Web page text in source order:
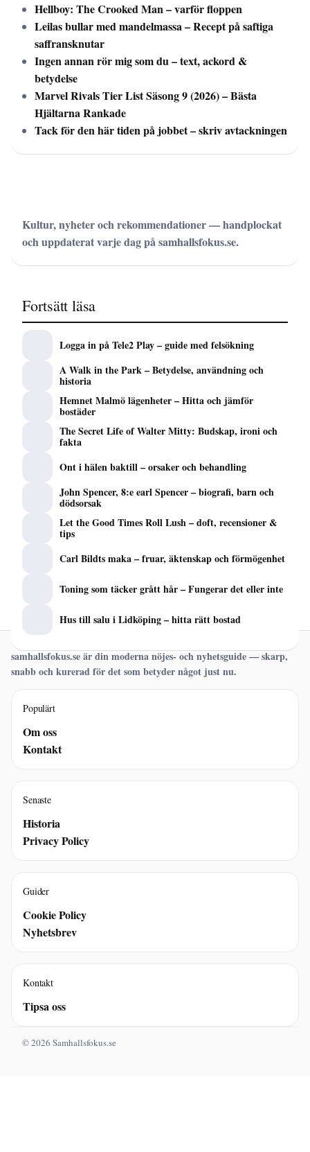
Hellboy: The Crooked Man – varför floppen
Leilas bullar med mandelmassa – Recept på saftiga
saffransknutar
Ingen annan rör mig som du – text, ackord &
betydelse
Marvel Rivals Tier List Säsong 9 (2026) – Bästa
Hjältarna Rankade
Tack för den här tiden på jobbet – skriv avtackningen
Kultur, nyheter och rekommendationer — handplockat
och uppdaterat varje dag på samhallsfokus.se.
Fortsätt läsa
Logga in på Tele2 Play – guide med felsökning
A Walk in the Park – Betydelse, användning och
historia
Hemnet Malmö lägenheter – Hitta och jämför
bostäder
The Secret Life of Walter Mitty: Budskap, ironi och
fakta
Ont i hälen baktill – orsaker och behandling
John Spencer, 8:e earl Spencer – biografi, barn och
dödsorsak
Let the Good Times Roll Lush – doft, recensioner &
tips
Carl Bildts maka – fruar, äktenskap och förmögenhet
Toning som täcker grått hår – Fungerar det eller inte
Hus till salu i Lidköping – hitta rätt bostad
samhallsfokus.se är din moderna nöjes- och nyhetsguide — skarp,
snabb och kurerad för det som betyder något just nu.
Populärt
Om oss
Kontakt
Senaste
Historia
Privacy Policy
Guider
Cookie Policy
Nyhetsbrev
Kontakt
Tipsa oss
© 2026 Samhallsfokus.se